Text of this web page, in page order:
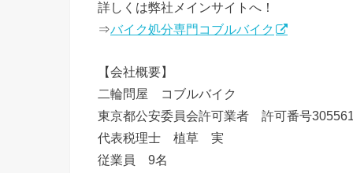
詳しくは弊社メインサイトへ！
⇒バイク処分専門コブルバイク
【会社概要】
二輪問屋 コブルバイク
東京都公安委員会許可業者 許可番号
代表税理士 植草 実
従業員 9名